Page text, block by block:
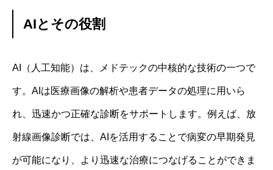
AIとその役割
AI（人工知能）は、メドテックの中核的な技術の一つで
す。AIは医療画像の解析や患者データの処理に用いら
れ、迅速かつ正確な診断をサポートします。例えば、放
射線画像診断では、AIを活用することで病変の早期発見
が可能になり、より迅速な治療につなげることができま